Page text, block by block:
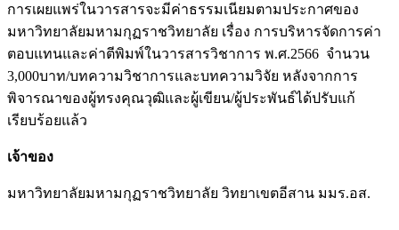
การเผยแพร่ในวารสารจะมีค่าธรรมเนียมตามประกาศของ
มหาวิทยาลัยมหามกุฏราชวิทยาลัย เรื่อง การบริหารจัดการค่า
ตอบแทนและค่าตีพิมพ์ในวารสารวิชาการ พ.ศ.2566 จำนวน
3,000บาท/บทความวิชาการและบทความวิจัย หลังจากการ
พิจารณาของผู้ทรงคุณวุฒิและผู้เขียน/ผู้ประพันธ์ได้ปรับแก้
เรียบร้อยแล้ว
เจ้าของ
มหาวิทยาลัยมหามกุฏราชวิทยาลัย วิทยาเขตอีสาน มมร.อส.